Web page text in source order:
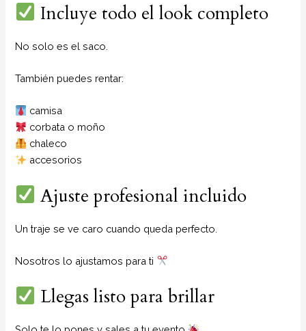
Incluye todo el look completo
No solo es el saco.
También puedes rentar:
camisa
corbata o moño
chaleco
accesorios
Ajuste profesional incluido
Un traje se ve caro cuando queda perfecto.
Nosotros lo ajustamos para ti
Llegas listo para brillar